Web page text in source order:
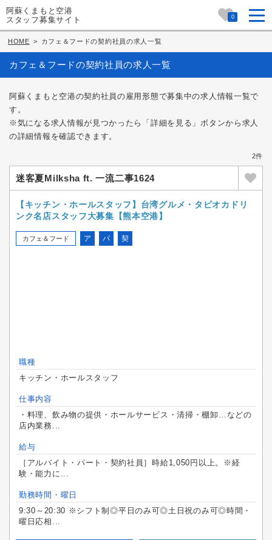
阿蘇くまもと空港
スタッフ募集サイト
0
HOME > カフェ＆フードの契約社員の求人一覧
カフェ＆フードの契約社員の求人一覧
阿蘇くまもと空港の契約社員の雇用形態で募集中の求人情報一覧で
す。
※気になる求人情報が見つかったら「詳細を見る」ボタンから求人
の詳細情報を確認できます。
2件
迷客夏Milksha ft. 一流二事1624
【キッチン・ホールスタッフ】台湾グルメ・タピオカドリ
ンク名店スタッフ大募集【熊本空港】
カフェ＆フード ア パ 契
職種
キッチン・ホールスタッフ
仕事内容
・料理、飲み物の提供・ホールサービス・清掃・棚卸…などの
店内業務...
給与
［アルバイト・パート・契約社員］時給1,050円以上。※経
験・能力に...
勤務時間・曜日
9:30～20:30 ※シフト制◎平日のみ可◎土日祝のみ可◎時間・
曜日応相...